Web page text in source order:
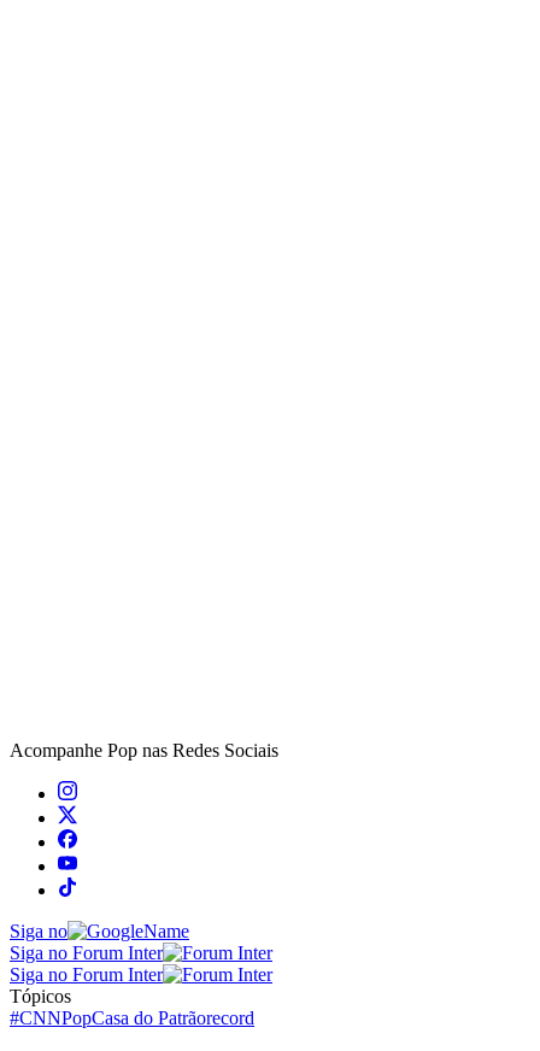
Acompanhe Pop nas Redes Sociais
Siga no
Siga no Forum Inter
Siga no Forum Inter
Tópicos
#CNNPopCasa do Patrãorecord